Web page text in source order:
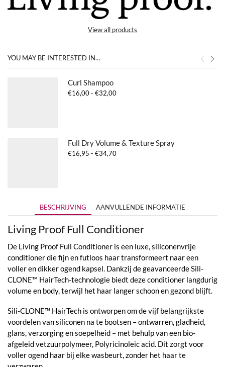
View all products
YOU MAY BE INTERESTED IN…
Curl Shampoo
€16,00- €32,00Prijsklasse:
Full Dry Volume & Texture Spray
€16,95 - €34,70Prijsklasse:
BESCHRIJVING AANVULLENDE INFORMATIE
Living Proof Full Conditioner
De Living Proof Full Conditioner is een luxe, siliconenvrije
conditioner die fijn en futloos haar transformeert naar een
voller en dikker ogend kapsel. Dankzij de geavanceerde Sili-
CLONE™ HairTech-technologie biedt deze conditioner langdurig
volume en body, terwijl het haar langer schoon en gezond blijft.
Sili-CLONE™ HairTech is ontworpen om de vijf belangrijkste
voordelen van siliconen na te bootsen – ontwarren, gladheid,
glans, verzorging en soepelheid – met behulp van een bio-
afgeleid vetzuurpolymeer, Polyricinoleic acid. Dit zorgt voor
voller ogend haar bij elke wasbeurt, zonder het haar te